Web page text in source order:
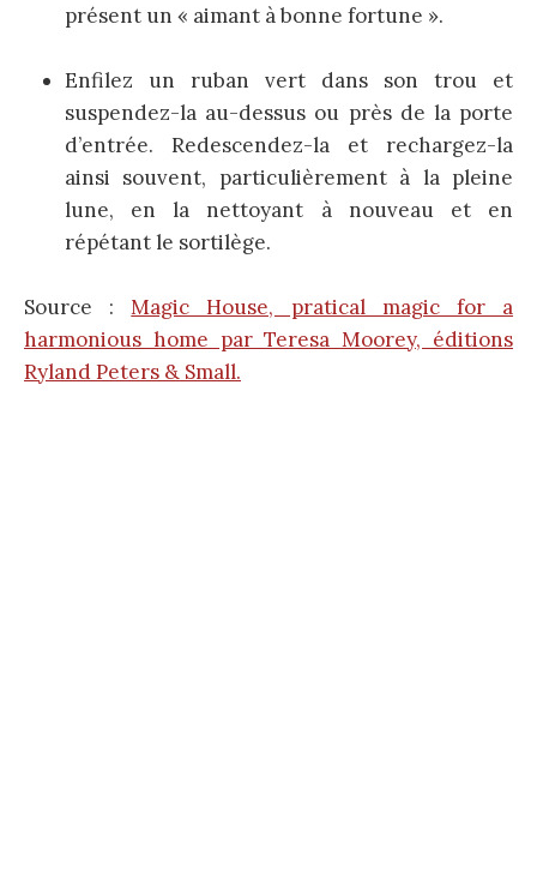
présent un « aimant à bonne fortune ».
Enfilez un ruban vert dans son trou et
suspendez-la au-dessus ou près de la porte
d’entrée. Redescendez-la et rechargez-la
ainsi souvent, particulièrement à la pleine
lune, en la nettoyant à nouveau et en
répétant le sortilège.
Source :Magic House, pratical magic for a
harmonious home par Teresa Moorey, éditions
Ryland Peters & Small.